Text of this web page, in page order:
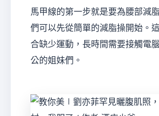
馬甲線的第一步就是要為腰部減
們可以先從簡單的減脂操開始。
合缺少運動，長時間需要接觸電
公的姐妹們。